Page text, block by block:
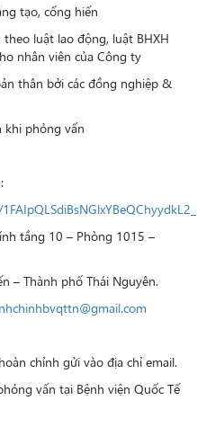
tạo, cống hiến
luật lao động, luật BHXH
nhân viên của Công ty
thân bởi các đồng nghiệp &
khi phỏng vấn
tầng 10 – Phòng 1015 –
– Thành phố Thái Nguyên.
chỉnh gửi vào địa chỉ email.
vấn tại Bệnh viện Quốc Tế